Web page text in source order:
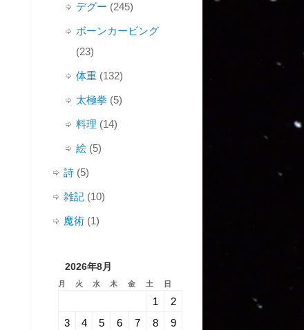
デグー (245)
ボーンカービング
(23)
体重 (132)
太極拳 (5)
料理 (14)
絵 (5)
詩 (5)
雑記 (10)
魔術 (1)
2026年8月
月 火 水 木 金 土 日
1
2
3
4 5 6 7 8
9